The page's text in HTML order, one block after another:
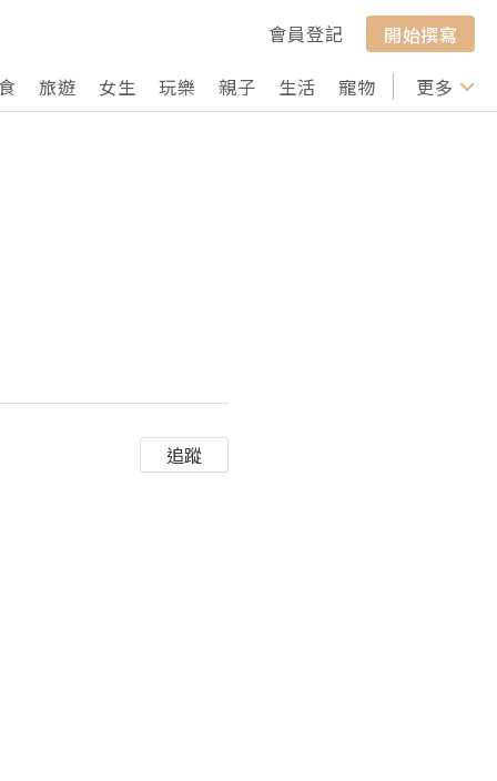
會員登記
開始撰寫
旅遊 女生 玩樂 親子 生活 寵物 行山 打卡
更多
追蹤